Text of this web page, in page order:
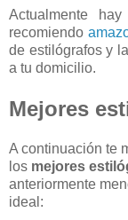
Actualmente
recomiendo
de estilógrafos y
a tu domicilio.
Mejores
A continuación te
los mejores
anteriormente
ideal: